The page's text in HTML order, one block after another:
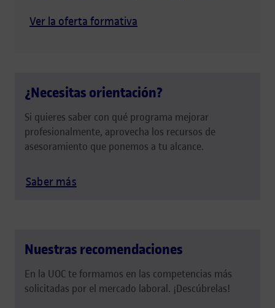
Ver la oferta formativa
¿Necesitas orientación?
Si quieres saber con qué programa mejorar
profesionalmente, aprovecha los recursos de
asesoramiento que ponemos a tu alcance.
Saber más
Nuestras recomendaciones
En la UOC te formamos en las competencias más
solicitadas por el mercado laboral. ¡Descúbrelas!